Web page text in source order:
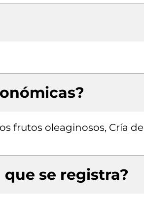
frutos oleaginosos, Cría de
se registra?